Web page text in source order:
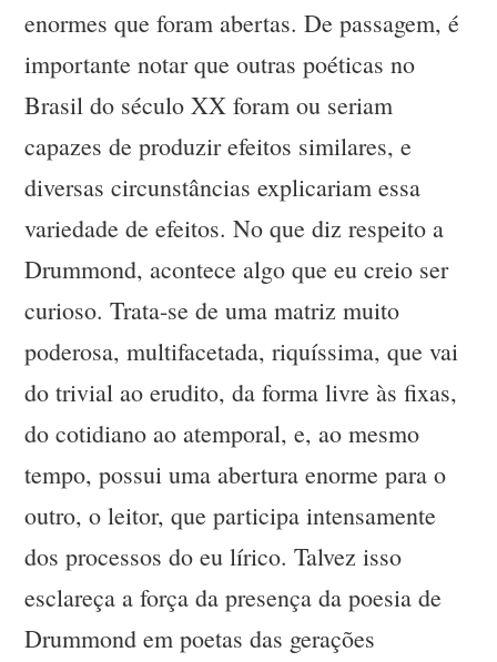
enormes que foram abertas. De passagem, é
importante notar que outras poéticas no
Brasil do século XX foram ou seriam
capazes de produzir efeitos similares, e
diversas circunstâncias explicariam essa
variedade de efeitos. No que diz respeito a
Drummond, acontece algo que eu creio ser
curioso. Trata-se de uma matriz muito
poderosa, multifacetada, riquíssima, que vai
do trivial ao erudito, da forma livre às fixas,
do cotidiano ao atemporal, e, ao mesmo
tempo, possui uma abertura enorme para o
outro, o leitor, que participa intensamente
dos processos do eu lírico. Talvez isso
esclareça a força da presença da poesia de
Drummond em poetas das gerações